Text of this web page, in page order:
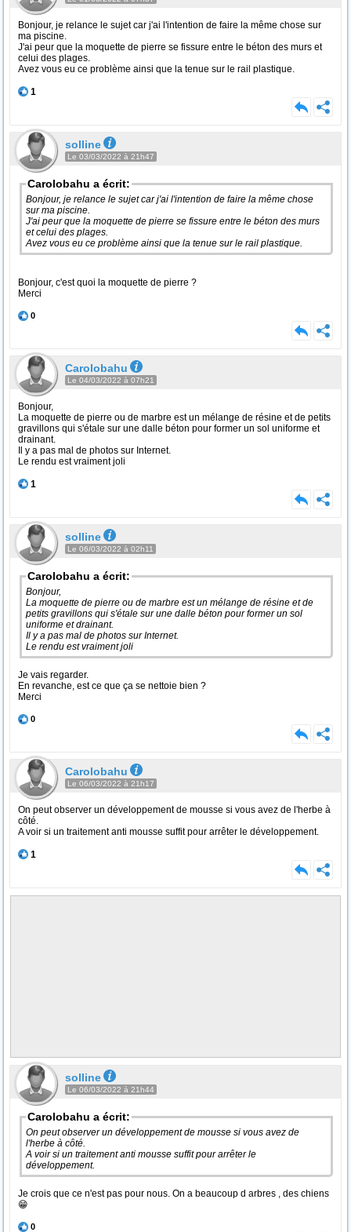
Bonjour, je relance le sujet car j'ai l'intention de faire la même chose sur
ma piscine.
J'ai peur que la moquette de pierre se fissure entre le béton des murs et
celui des plages.
Avez vous eu ce problème ainsi que la tenue sur le rail plastique.
1
solline
Le 03/03/2022 à 21h47
Carolobahu a écrit:
Bonjour, je relance le sujet car j'ai l'intention de faire la même chose
sur ma piscine.
J'ai peur que la moquette de pierre se fissure entre le béton des murs
et celui des plages.
Avez vous eu ce problème ainsi que la tenue sur le rail plastique.
Bonjour, c'est quoi la moquette de pierre ?
Merci
0
Carolobahu
Le 04/03/2022 à 07h21
Bonjour,
La moquette de pierre ou de marbre est un mélange de résine et de petits
gravillons qui s'étale sur une dalle béton pour former un sol uniforme et
drainant.
Il y a pas mal de photos sur Internet.
Le rendu est vraiment joli
1
solline
Le 06/03/2022 à 02h11
Carolobahu a écrit:
Bonjour,
La moquette de pierre ou de marbre est un mélange de résine et de
petits gravillons qui s'étale sur une dalle béton pour former un sol
uniforme et drainant.
Il y a pas mal de photos sur Internet.
Le rendu est vraiment joli
Je vais regarder.
En revanche, est ce que ça se nettoie bien ?
Merci
0
Carolobahu
Le 06/03/2022 à 21h17
On peut observer un développement de mousse si vous avez de l'herbe à
côté.
A voir si un traitement anti mousse suffit pour arrêter le développement.
1
solline
Le 06/03/2022 à 21h44
Carolobahu a écrit:
On peut observer un développement de mousse si vous avez de
l'herbe à côté.
A voir si un traitement anti mousse suffit pour arrêter le
développement.
Je crois que ce n'est pas pour nous. On a beaucoup d arbres , des chiens
😁
0